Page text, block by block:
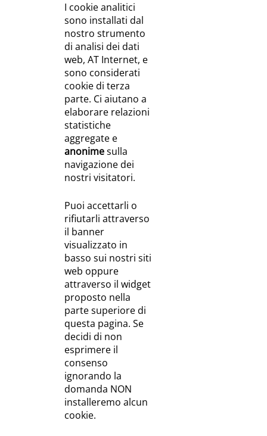
I cookie analitici
sono installati dal
nostro strumento
di analisi dei dati
web, AT Internet, e
sono considerati
cookie di terza
parte. Ci aiutano a
elaborare relazioni
statistiche
aggregate e
anonimesulla
navigazione dei
nostri visitatori.
Puoi accettarli o
rifiutarli attraverso
il banner
visualizzato in
basso sui nostri siti
web oppure
attraverso il widget
proposto nella
parte superiore di
questa pagina. Se
decidi di non
esprimere il
consenso
ignorando la
domanda NON
installeremo alcun
cookie.